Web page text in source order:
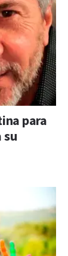
para
su